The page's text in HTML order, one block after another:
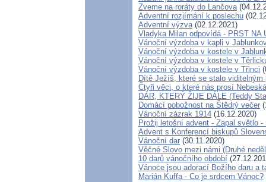
Zveme na roráty do Lančova
Adventní rozjímání k poslechu
Adventní výzva(02.12.2021)
Vladyka Milan odpovídá - PRST NA
Vánoční výzdoba v kapli v
Vánoční výzdoba v kostele v
Vánoční výzdoba v kostele v
Vánoční výzdoba v kostele v Třinci
Dítě Ježíš, které se stalo viditelným
Čtyři věci, o které nás prosí
DAR, KTERÝ ŽIJE DÁLE (Teddy
Domácí pobožnost na Štědrý večer
Vánoční zázrak 1914 (16.12.2020)
Prožij letošní advent - Zapal světlo
Advent s Konferencí biskupů
Vánoční dar (30.11.2020)
Věčné Slovo mezi námi (Druhé
10 darů vánočního období
Vánoce jsou adorací Božího daru a
Marián Kuffa - Co je srdcem Vánoc?